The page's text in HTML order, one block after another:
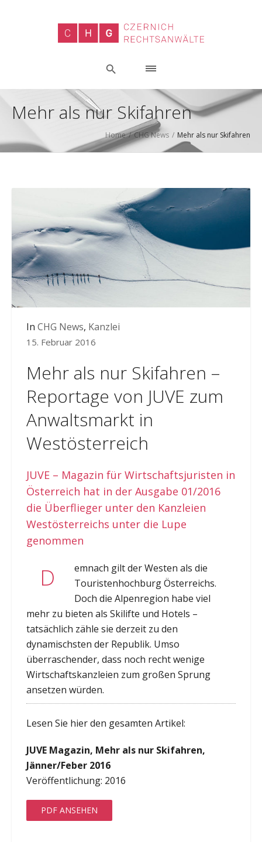
Mehr als nur Skifahren
Home /CHG News / Mehr als nur Skifahren
In CHG News, Kanzlei
15. Februar 2016
Mehr als nur Skifahren –
Reportage von JUVE zum
Anwaltsmarkt in
Westösterreich
JUVE – Magazin für Wirtschaftsjuristen in
Österreich hat in der Ausgabe 01/2016
die Überflieger unter den Kanzleien
Westösterreichs unter die Lupe
genommen
D
emnach gilt der Westen als die
Touristenhochburg Österreichs.
Doch die Alpenregion habe viel
mehr zu bieten als Skilifte und Hotels –
tatsächlich zähle sie derzeit zu den
dynamischsten der Republik. Umso
überraschender, dass noch recht wenige
Wirtschaftskanzleien zum großen Sprung
ansetzen würden.
Lesen Sie hier den gesamten Artikel:
JUVE Magazin, Mehr als nur Skifahren,
Jänner/Feber 2016
Veröffentlichung: 2016
PDF ANSEHEN